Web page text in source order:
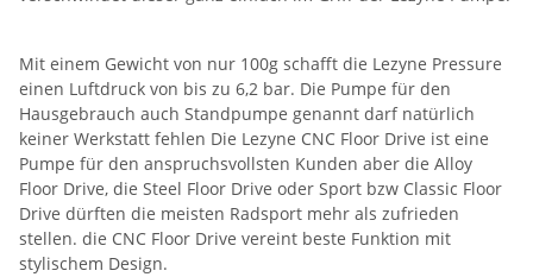
Mit einem Gewicht von nur 100g schafft die Lezyne Pressure
einen Luftdruck von bis zu 6,2 bar. Die Pumpe für den
Hausgebrauch auch Standpumpe genannt darf natürlich
keiner Werkstatt fehlen Die Lezyne CNC Floor Drive ist eine
Pumpe für den anspruchsvollsten Kunden aber die Alloy
Floor Drive, die Steel Floor Drive oder Sport bzw Classic Floor
Drive dürften die meisten Radsport mehr als zufrieden
stellen. die CNC Floor Drive vereint beste Funktion mit
stylischem Design.